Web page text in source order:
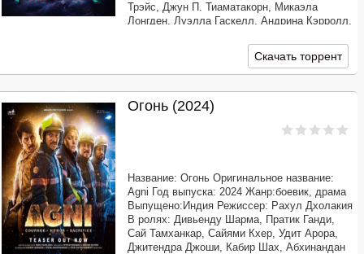
Трэйс, Джун П. Тиаматакорн, Микаэла
Лонгден, Луэлла Гаскелл, Андрина Кэрролл,
Продолжительность: 01:37:36 Перевод:
Профессиональный многоголосыйСкачать торрент
Огонь (2024)
Название: Огонь Оригинальное название:
Agni Год выпуска: 2024 Жанр:боевик, драма
Выпущено:Индия Режиссер: Рахул Дхолакия
В ролях: Дивьенду Шарма, Пратик Ганди,
Сай Тамханкар, Сайями Кхер, Удит Арора,
Джитендра Джоши, Кабир Шах, Абхинандан